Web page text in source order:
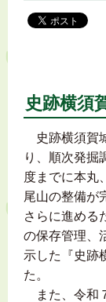
史跡横須
史跡横須賀
り、順次発掘
度までに本丸
尾山の整備が
さらに進める
の保存管理、
示した『史跡
た。
また、令和